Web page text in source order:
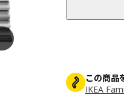
この商品
IKEA